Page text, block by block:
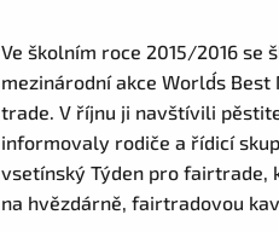
Ve školním roce 2015/2016 se
mezinárodní akce World´s
trade. V říjnu ji navštívili
informovaly rodiče a řídicí
vsetínský Týden pro fairtrade,
na hvězdárně, fairtradovou